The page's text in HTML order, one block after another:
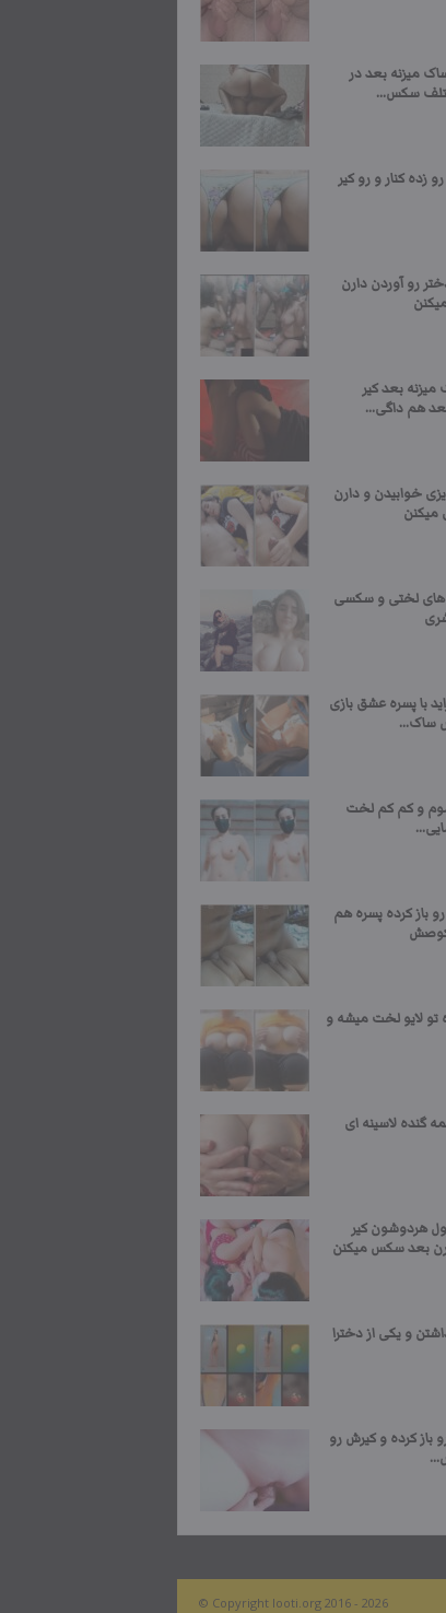
میزنه بعد در
سکس...
زده کنار و رو کیر
رو آوردن دارن
بعد کیر
هم داگی...
خوابیدن و دارن
میکنن
لختی و سکسی
با پسره عشق بازی
ساک...
و کم کم لخت
باز کرده پسره هم
کوصش
تو لایو لخت میشه و
گنده لاسینه ای
هردوشون کیر
بعد سکس میکنن
و یکی از دخترا
باز کرده و کیرش رو
© Copyright looti.org 2016 - 2026